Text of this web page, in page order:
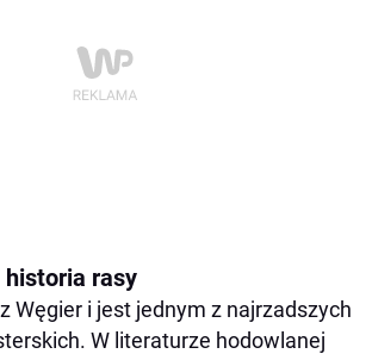
rasy
Węgier i jest jednym z najrzadszych
W literaturze hodowlanej